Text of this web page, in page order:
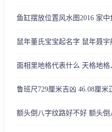
鱼缸摆放位置风水图2016 家
鼠年董氏宝宝起名字 鼠年聂
面相里地格代表什么 天格地格
鲁班尺729厘米吉凶 46.08厘米
额头倒八字纹路好不好 额头